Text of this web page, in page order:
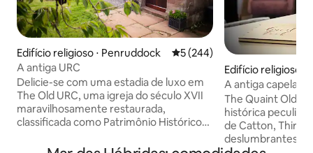
Edifício religioso ⋅ Penruddock 5 de uma avaliação média de
5 (244)
A antiga URC
Delicie-se com uma estadia de luxo em
The Old URC, uma igreja do século XVII
maravilhosamente restaurada,
classificada como Patrimônio Histórico
paisagens deslumbrantes do Lake
Edifício religioso ⋅
A antiga capela:
banheira de
The Quaint Old
histórica peculiar
de Catton, Thirsk.
deslumbrantes,